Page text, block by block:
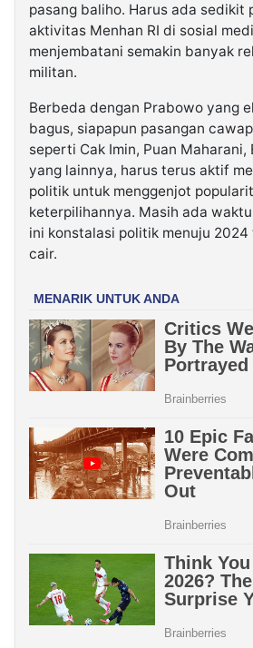
pasang baliho. Harus ada sedikit
aktivitas Menhan RI di sosial
menjembatani semakin banyak
militan.
Berbeda dengan Prabowo yang
bagus, siapapun pasangan
seperti Cak Imin, Puan Maharani,
yang lainnya, harus terus aktif
politik untuk menggenjot
keterpilihannya. Masih ada
ini konstalasi politik menuju
cair.